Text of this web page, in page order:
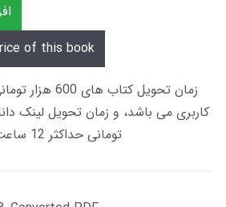
of this book
زمان تحویل
تومانی حداکثر 12 ساعت از طریق پیامک/ایمیل